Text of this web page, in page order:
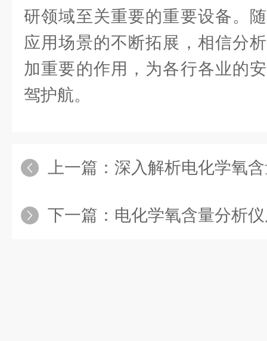
研领域至关重要的重要设备。
应用场景的不断拓展，相信分
加重要的作用，为各行各业的
驾护航。
上一篇： 深入解析电化学氧含量分
下一篇： 电化学氧含量分析